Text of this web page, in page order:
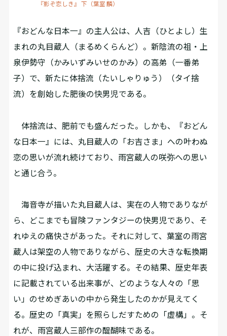
『影ぞ恋しき』 下（葉室 麟）
『おどんな日本一』の主人公は、人吉（ひとよし）生
まれの丸目蔵人（まるめくらんど）。新陰流の祖・上
泉伊勢守（かみいずみいせのかみ）の高弟（一番弟
子）で、新たに体捨流（たいしゃりゅう）（タイ捨
流）を創始した肥後の快男児である。
体捨流は、肥前でも盛んだった。しかも、『おどん
な日本一』には、丸目蔵人の「お吉さま」への叶わぬ
恋の思いが流れ続けており、雨宮蔵人の咲弥への思い
と通じ合う。
海音寺が描いた丸目蔵人は、実在の人物でありなが
ら、どこまでも冒険ファンタジーの快男児であり、そ
れゆえの痛快さがあった。それに対して、葉室の雨宮
蔵人は架空の人物でありながら、歴史の大きな転換期
の中に投げ込まれ、大活躍する。その結果、歴史年表
に記載されている出来事が、どのような人々の「思
い」のせめぎあいの中から発生したのかが見えてく
る。歴史の「真実」を照らしだすための「虚構」。そ
れが、雨宮蔵人三部作の醍醐味である。